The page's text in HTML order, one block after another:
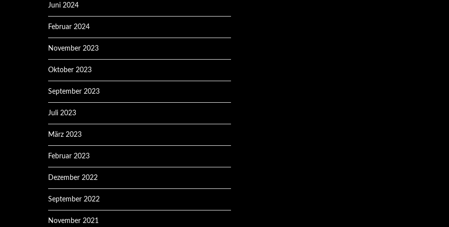
Juni 2024
Februar 2024
November 2023
Oktober 2023
September 2023
Juli 2023
März 2023
Februar 2023
Dezember 2022
September 2022
November 2021